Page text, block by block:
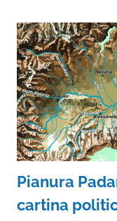
Pianura
cartina